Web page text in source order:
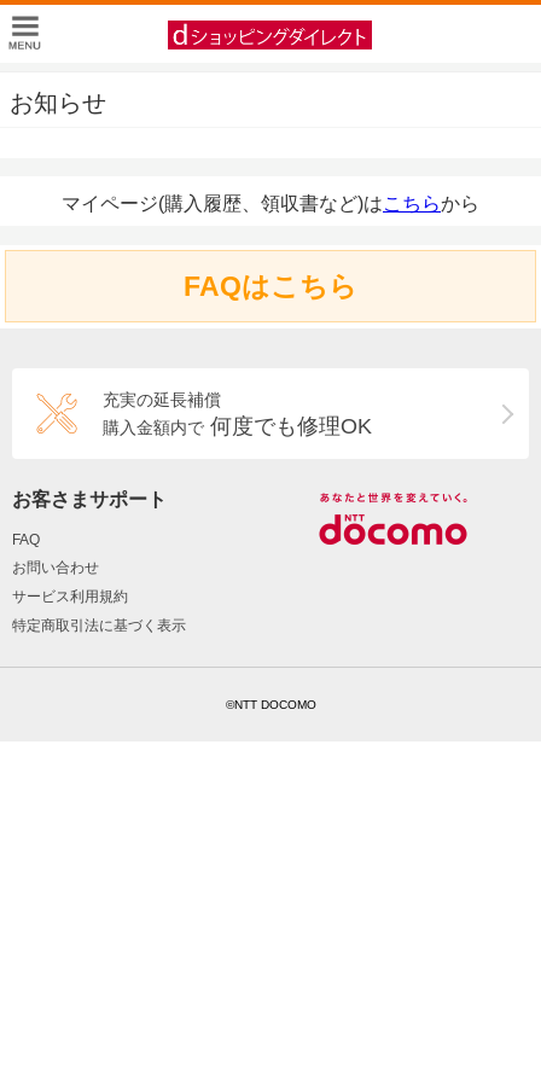
お知らせ
マイページ(購入履歴、領収書など)はこちらから
FAQはこちら
充実の延長補償
購入金額内で 何度でも修理OK
お客さまサポート
FAQ
お問い合わせ
サービス利用規約
特定商取引法に基づく表示
©NTT DOCOMO